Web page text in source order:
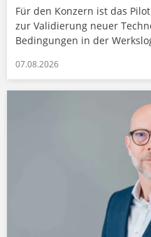
Für den Konzern ist das
zur Validierung neuer
Bedingungen in der
07.08.2026